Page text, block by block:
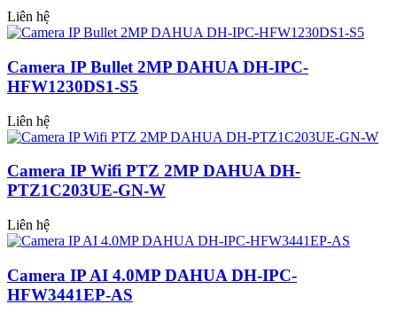
Liên hệ
Camera IP Bullet 2MP DAHUA DH-IPC-
HFW1230DS1-S5
Liên hệ
Camera IP Wifi PTZ 2MP DAHUA DH-
PTZ1C203UE-GN-W
Liên hệ
Camera IP AI 4.0MP DAHUA DH-IPC-
HFW3441EP-AS